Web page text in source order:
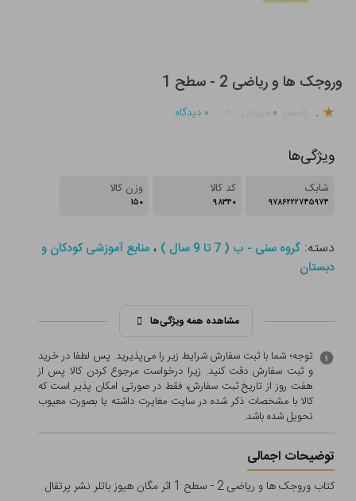
وروجک ها و ریاضی 2 - سطح 1
. ۰ ۰ دیدگاه
ویژگی‌ها
شابک
۹۷۸۶۲۲۲۷۴۵۹۷۴
کد کالا
۹۸۳۴۰
وزن کالا
۱۵۰
دسته:گروه سنی - ب ( 7 تا 9 سال ) ،منابع آموزشی کودکان و
دبستان
مشاهده همه ویژگی‌ها
توجه؛ شما با ثبت سفارش شرایط زیر را می‌پذیرید. پس لطفا در خرید
و ثبت سفارش دقت کنید. زیرا درخواست مرجوع کردن کالا پس از
هفت روز از تاریخ ثبت سفارش، فقط در صورتی امکان پذیر است که
کالا با مشخصات ذکر شده در سایت مغایرت داشته یا بصورت معيوب
تحویل شده باشد.
توضیحات اجمالی
کتاب وروجک ها و ریاضی 2 - سطح 1 اثر مگان هیوز باتلر نشر پرتقال